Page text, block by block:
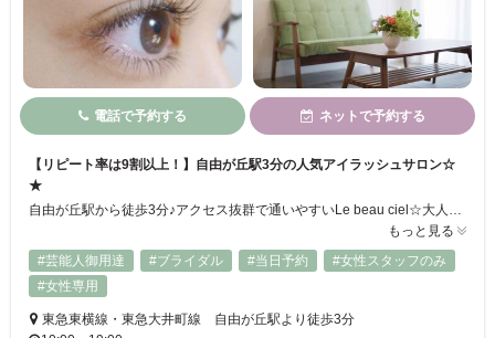
電話で予約する ネットで予約する
【リピート率は9割以上！】自由が丘駅3分の人気アイラッシュサロン☆
★
自由が丘駅から徒歩3分♪アクセス抜群で通いやすいLe beau ciel☆大人女性に大人気のまつげエクステ・まつげパーマのサロンです♪洗練された清潔感溢れる空間とゆったりしたベットで、ゆっくりと寛いでお過ごしいただけます！丁寧にカウンセリングを行い、お客様のお好みをしっかりお伺いするので理想の仕上がりに♪まつげエクステやまつげパーマが初めてのお客様もどうぞお気軽にお越しください！！
もっと見る
#芸能人御用達
#ブライダル #当日予約
#女性スタッフのみ
#女性専用
東急東横線・東急大井町線 自由が丘駅より徒歩3分